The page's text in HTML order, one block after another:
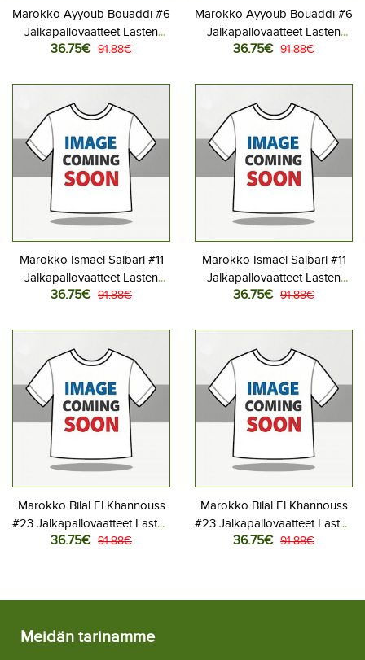
Marokko Ayyoub Bouaddi #6
Jalkapallovaatteet Lasten
Kotipeliasu MM-kisat 2026
housut)
36.75€ 91.88€
Marokko Ayyoub Bouaddi #6
Jalkapallovaatteet Lasten
Vieraspeliasu MM-kisat 2026
housut)
36.75€ 91.88€
Marokko Ismael Saibari #11
Jalkapallovaatteet Lasten
Kotipeliasu MM-kisat 2026
housut)
36.75€ 91.88€
Marokko Ismael Saibari #11
Jalkapallovaatteet Lasten
Vieraspeliasu MM-kisat 2026
housut)
36.75€ 91.88€
Marokko Bilal El Khannouss
#23 Jalkapallovaatteet Lasten
Kotipeliasu MM-kisat 2026
36.75€ 91.88€
Marokko Bilal El Khannouss
#23 Jalkapallovaatteet Lasten
Vieraspeliasu MM-kisat 2026
36.75€ 91.88€
Meidän tarinamme